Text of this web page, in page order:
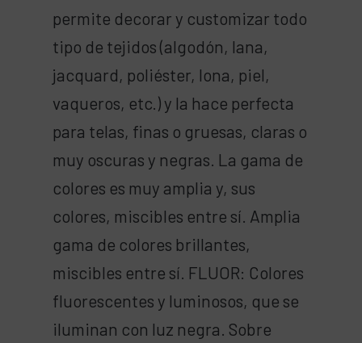
permite decorar y customizar todo
tipo de tejidos (algodón, lana,
jacquard, poliéster, lona, piel,
vaqueros, etc.) y la hace perfecta
para telas, finas o gruesas, claras o
muy oscuras y negras. La gama de
colores es muy amplia y, sus
colores, miscibles entre sí. Amplia
gama de colores brillantes,
miscibles entre sí. FLUOR: Colores
fluorescentes y luminosos, que se
iluminan con luz negra. Sobre